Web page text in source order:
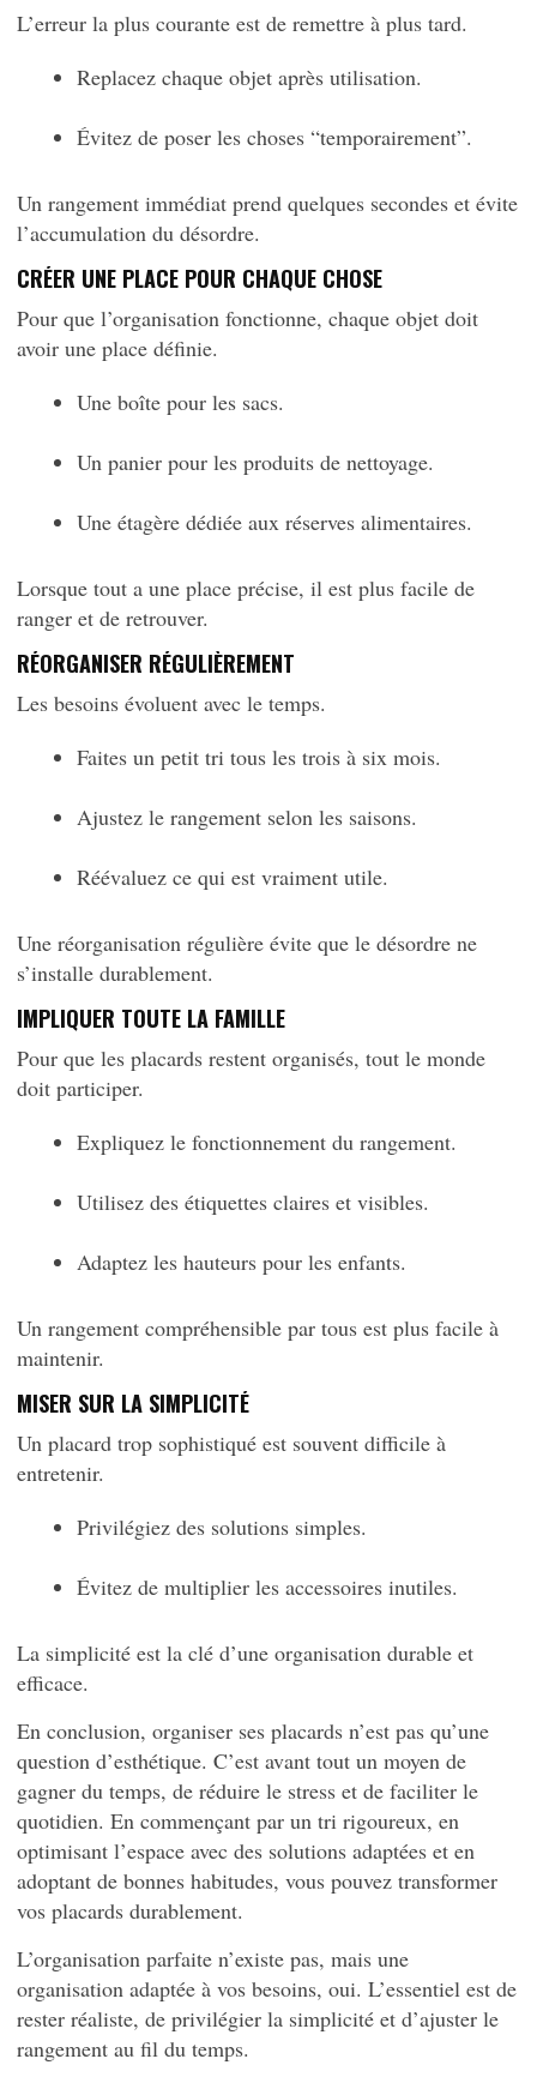
L’erreur la plus courante est de remettre à plus tard.
Replacez chaque objet après utilisation.
Évitez de poser les choses “temporairement”.
Un rangement immédiat prend quelques secondes et évite
l’accumulation du désordre.
CRÉER UNE PLACE POUR CHAQUE CHOSE
Pour que l’organisation fonctionne, chaque objet doit
avoir une place définie.
Une boîte pour les sacs.
Un panier pour les produits de nettoyage.
Une étagère dédiée aux réserves alimentaires.
Lorsque tout a une place précise, il est plus facile de
ranger et de retrouver.
RÉORGANISER RÉGULIÈREMENT
Les besoins évoluent avec le temps.
Faites un petit tri tous les trois à six mois.
Ajustez le rangement selon les saisons.
Réévaluez ce qui est vraiment utile.
Une réorganisation régulière évite que le désordre ne
s’installe durablement.
IMPLIQUER TOUTE LA FAMILLE
Pour que les placards restent organisés, tout le monde
doit participer.
Expliquez le fonctionnement du rangement.
Utilisez des étiquettes claires et visibles.
Adaptez les hauteurs pour les enfants.
Un rangement compréhensible par tous est plus facile à
maintenir.
MISER SUR LA SIMPLICITÉ
Un placard trop sophistiqué est souvent difficile à
entretenir.
Privilégiez des solutions simples.
Évitez de multiplier les accessoires inutiles.
La simplicité est la clé d’une organisation durable et
efficace.
En conclusion, organiser ses placards n’est pas qu’une
question d’esthétique. C’est avant tout un moyen de
gagner du temps, de réduire le stress et de faciliter le
quotidien. En commençant par un tri rigoureux, en
optimisant l’espace avec des solutions adaptées et en
adoptant de bonnes habitudes, vous pouvez transformer
vos placards durablement.
L’organisation parfaite n’existe pas, mais une
organisation adaptée à vos besoins, oui. L’essentiel est de
rester réaliste, de privilégier la simplicité et d’ajuster le
rangement au fil du temps.